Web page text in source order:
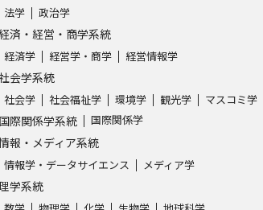
法学 政治学
済・経営・商学系統
経済学 経営学・商学 経営情報学
会学系統
社会学 社会福祉学 環境学 観光学 マスコミ学
国際関係学系統 国際関係学
報・メディア系統
情報学・データサイエンス メディア学
学系統